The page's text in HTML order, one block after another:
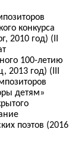
конкурса
2010 год) (II
100-летию
2013 год) (III
детям»
поэтов (2016